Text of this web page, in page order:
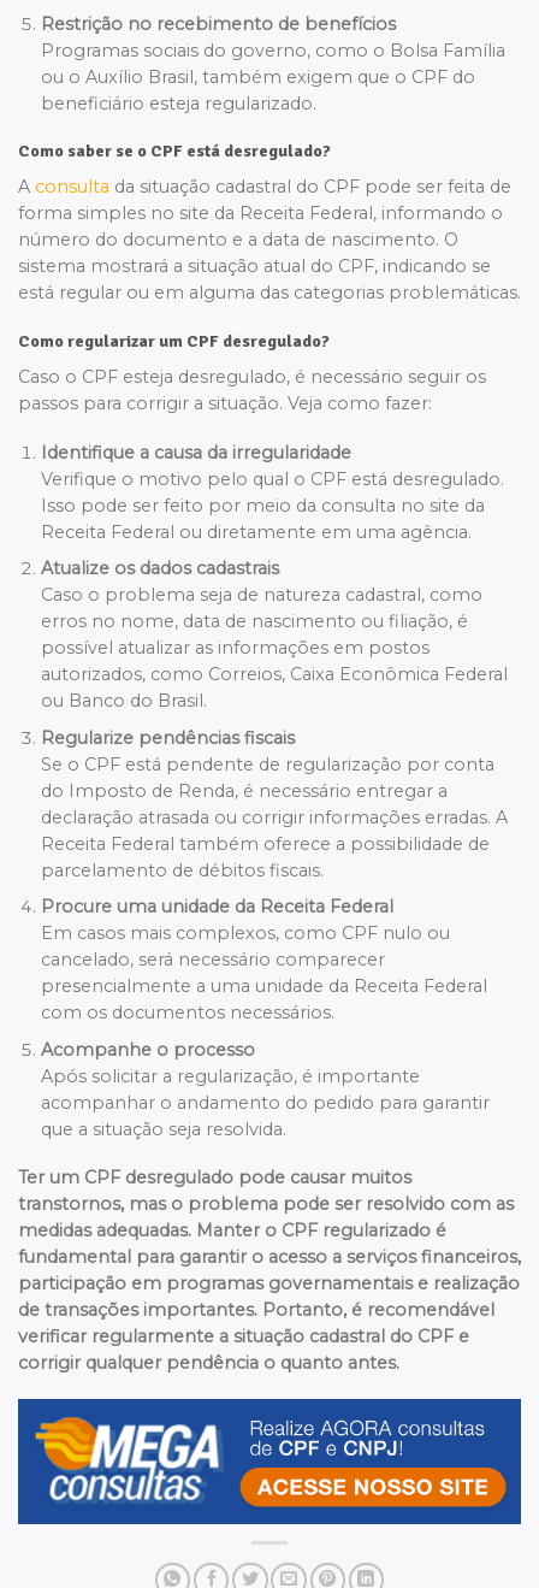
Restrição no recebimento de benefícios
Programas sociais do governo, como o Bolsa Família
ou o Auxílio Brasil, também exigem que o CPF do
beneficiário esteja regularizado.
Como saber se o CPF está desregulado?
A consulta da situação cadastral do CPF pode ser feita de
forma simples no site da Receita Federal, informando o
número do documento e a data de nascimento. O
sistema mostrará a situação atual do CPF, indicando se
está regular ou em alguma das categorias problemáticas.
Como regularizar um CPF desregulado?
Caso o CPF esteja desregulado, é necessário seguir os
passos para corrigir a situação. Veja como fazer:
Identifique a causa da irregularidade
Verifique o motivo pelo qual o CPF está desregulado.
Isso pode ser feito por meio da consulta no site da
Receita Federal ou diretamente em uma agência.
Atualize os dados cadastrais
Caso o problema seja de natureza cadastral, como
erros no nome, data de nascimento ou filiação, é
possível atualizar as informações em postos
autorizados, como Correios, Caixa Econômica Federal
ou Banco do Brasil.
Regularize pendências fiscais
Se o CPF está pendente de regularização por conta
do Imposto de Renda, é necessário entregar a
declaração atrasada ou corrigir informações erradas. A
Receita Federal também oferece a possibilidade de
parcelamento de débitos fiscais.
Procure uma unidade da Receita Federal
Em casos mais complexos, como CPF nulo ou
cancelado, será necessário comparecer
presencialmente a uma unidade da Receita Federal
com os documentos necessários.
Acompanhe o processo
Após solicitar a regularização, é importante
acompanhar o andamento do pedido para garantir
que a situação seja resolvida.
Ter um CPF desregulado pode causar muitos
transtornos, mas o problema pode ser resolvido com as
medidas adequadas. Manter o CPF regularizado é
fundamental para garantir o acesso a serviços financeiros,
participação em programas governamentais e realização
de transações importantes. Portanto, é recomendável
verificar regularmente a situação cadastral do CPF e
corrigir qualquer pendência o quanto antes.